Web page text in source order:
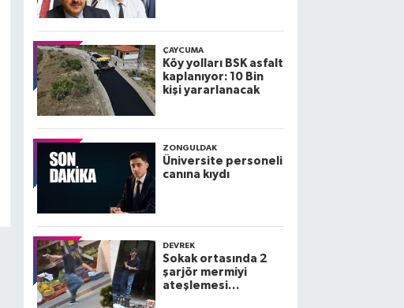
diplomaları
ÇAYCUMA
Köy yolları BSK asfalt
kaplanıyor: 10 Bin
kişi yararlanacak
ZONGULDAK
Üniversite personeli
canına kıydı
DEVREK
Sokak ortasında 2
şarjör mermiyi
ateşlemesi